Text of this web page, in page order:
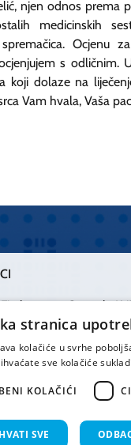
njen odnos prema
medicinskih
Ocjenu
s odličnim.
koji dolaze na
Vam hvala, Vaša
Centrala
021 557 111
1,
stranica
kolačiće u svrhe
sve kolačiće
KOLAČIĆI
SVE